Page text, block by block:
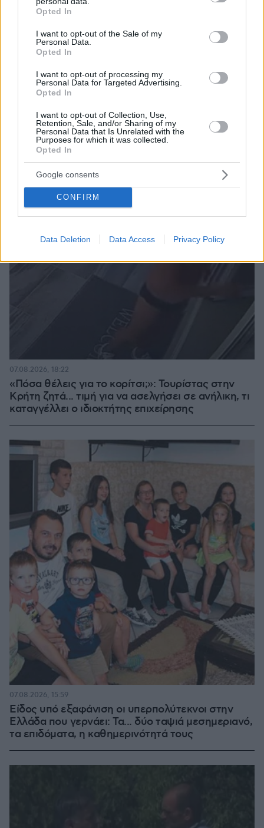
grant or deny consent to Google and its third-party tags to
use your data for below specified purposes in below Google
consent section.
Opted In
I want to opt-out of the Sale of my
Personal Data.
Opted In
I want to opt-out of processing my
Personal Data for Targeted Advertising.
Opted In
I want to opt-out of Collection, Use,
Retention, Sale, and/or Sharing of my
Personal Data that Is Unrelated with the
Purposes for which it was collected.
Opted In
Google consents
CONFIRM
Data Deletion Data Access Privacy Policy
προσέκρουσε σε πολυκατοικία
ΔΕΙΤΕ ΟΛΕΣ ΤΙΣ ΕΙΔΗΣΕΙΣ
ΤΑ ΠΙΟ ΔΗΜΟΦΙΛΗ
«Πόσα θέλεις για το κορίτσι;»: Τουρίστας στην
Κρήτη ζητά... τιμή για να ασελγήσει σε ανήλικη, τι
καταγγέλλει ο ιδιοκτήτης επιχείρησης
07.08.2026, 18:22
Είδος υπό εξαφάνιση οι υπερπολύτεκνοι στην
Ελλάδα που γερνάει: Τα... δύο ταψιά μεσημεριανό,
τα επιδόματα, η καθημερινότητά τους
07.08.2026, 15:59